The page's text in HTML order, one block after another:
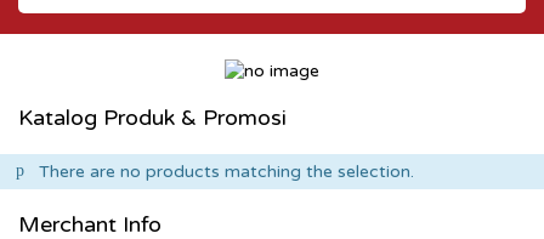
Katalog Produk & Promosi
There are no products matching the selection.
Merchant Info